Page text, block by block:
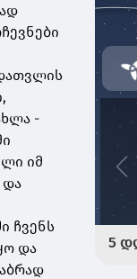
-
იმ
და
ჩვენს
და